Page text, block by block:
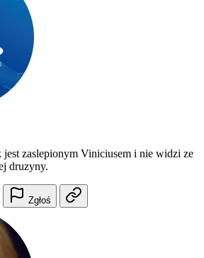
jest zaslepionym Viniciusem i nie widzi ze
druzyny.
Zgłoś